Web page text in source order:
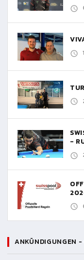
-
ANKÜNDIGUNGEN -